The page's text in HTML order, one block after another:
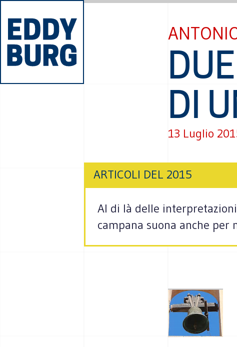
DI
13 Luglio
ARTICOLI DEL 2015
Al di là delle
campana suona anche per